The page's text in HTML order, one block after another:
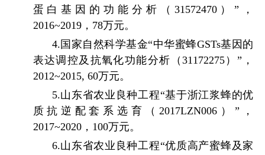
蛋白基因的功能分析（ 31572470）”，
2016~2019， 78万元。
4. 国家自然科学基金“中华蜜蜂GSTs基因的
表达调控及抗氧化功能分析（ 31172275）”，
2012~2015, 60万元。
5.山东省农业良种工程“基于浙江浆蜂的优
质抗逆配套系选育（2017LZN006 ）”，
2017~2020， 100万元。
6.山东省农业良种工程“优质高产蜜蜂及家